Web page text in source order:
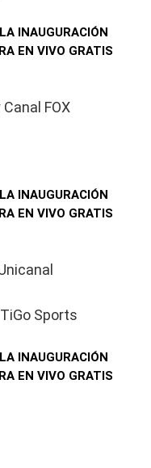
INAUGURACIÓN
EN VIVO GRATIS
FOX
INAUGURACIÓN
EN VIVO GRATIS
TiGo Sports
INAUGURACIÓN
EN VIVO GRATIS